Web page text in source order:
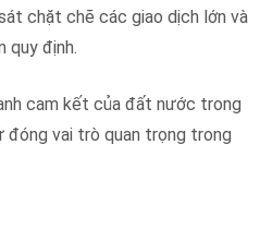
chặt chẽ các giao dịch lớn và
quy định.
cam kết của đất nước trong
đóng vai trò quan trọng trong